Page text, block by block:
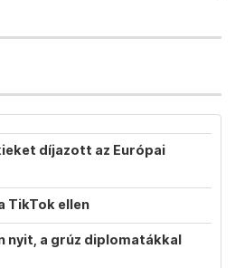
díjazott az Európai
TikTok ellen
nyit, a grúz diplomatákkal